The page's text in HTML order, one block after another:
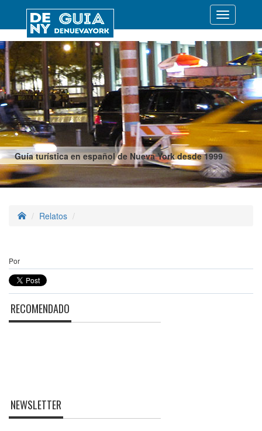
Guía turística en español de Nueva York desde 1999
Desplegar
Relatos
Por
RECOMENDADO
NEWSLETTER